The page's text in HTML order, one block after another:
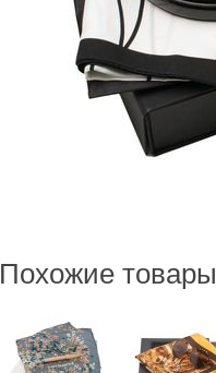
Похожие товары